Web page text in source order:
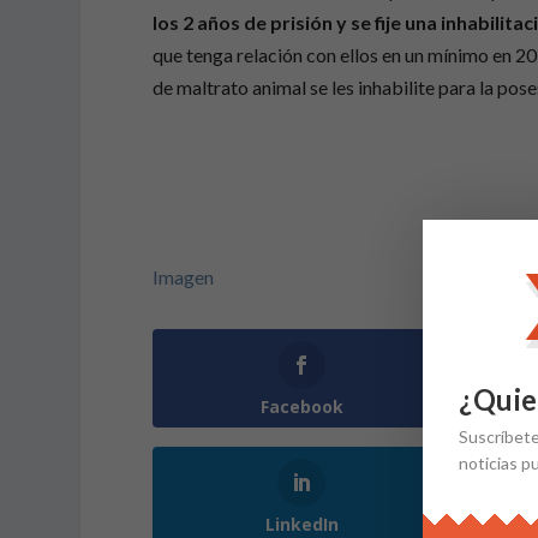
los 2 años de prisión y se fije una
que tenga relación con ellos en un mínimo en
de maltrato animal se les inhabilite para la
Imagen
Facebook
LinkedIn
noticias